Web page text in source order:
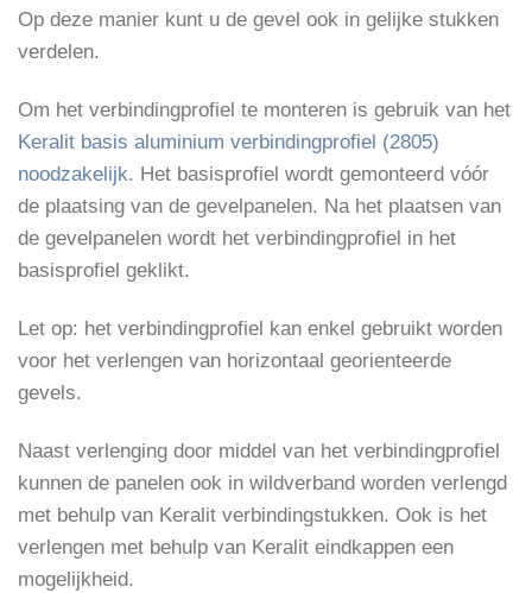
Op deze manier kunt u de gevel ook in gelijke stukken
verdelen.
Om het verbindingprofiel te monteren is gebruik van het
Keralit basis aluminium verbindingprofiel (2805)
noodzakelijk. Het basisprofiel wordt gemonteerd vóór
de plaatsing van de gevelpanelen. Na het plaatsen van
de gevelpanelen wordt het verbindingprofiel in het
basisprofiel geklikt.
Let op: het verbindingprofiel kan enkel gebruikt worden
voor het verlengen van horizontaal georienteerde
gevels.
Naast verlenging door middel van het verbindingprofiel
kunnen de panelen ook in wildverband worden verlengd
met behulp van Keralit verbindingstukken. Ook is het
verlengen met behulp van Keralit eindkappen een
mogelijkheid.